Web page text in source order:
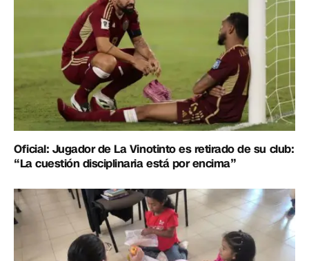
Oficial: Jugador de La Vinotinto es retirado de su club:
“La cuestión disciplinaria está por encima”